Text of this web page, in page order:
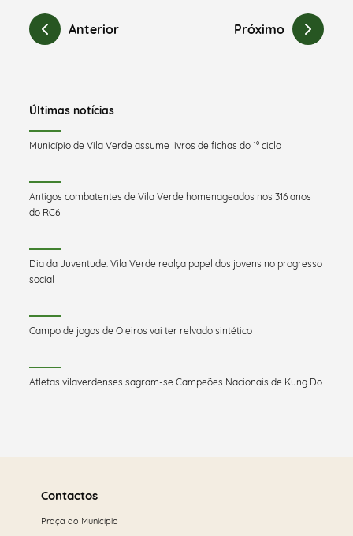
Anterior Próximo
Últimas notícias
Município de Vila Verde assume livros de fichas do 1º ciclo
Antigos combatentes de Vila Verde homenageados nos 316 anos
do RC6
Dia da Juventude: Vila Verde realça papel dos jovens no progresso
social
Campo de jogos de Oleiros vai ter relvado sintético
Atletas vilaverdenses sagram-se Campeões Nacionais de Kung Do
maisContactos
Praça do Município